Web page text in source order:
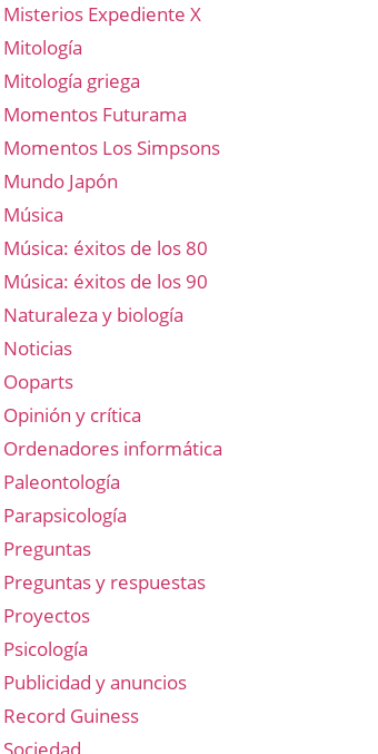
Misterios Expediente X
Mitología
Mitología griega
Momentos Futurama
Momentos Los Simpsons
Mundo Japón
Música
Música: éxitos de los 80
Música: éxitos de los 90
Naturaleza y biología
Noticias
Ooparts
Opinión y crítica
Ordenadores informática
Paleontología
Parapsicología
Preguntas
Preguntas y respuestas
Proyectos
Psicología
Publicidad y anuncios
Record Guiness